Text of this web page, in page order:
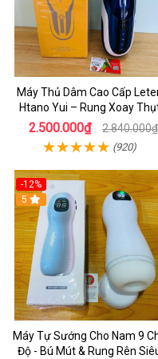
Máy Thủ Dâm Cao Cấp
Htano Yui – Rung Xoay
Mạnh, Có Tiếng Rên JAV
2.500.000₫ 2.840.000₫
(920)
-12%
5
Máy Tự Sướng Cho Nam 9 Chế
Độ - Bú Mút & Rung Rên